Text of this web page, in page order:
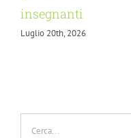
insegnanti
Luglio 20th, 2026